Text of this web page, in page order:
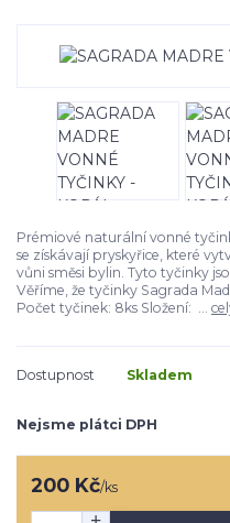
Prémiové naturální vonné
se získávají pryskyřice, které
vůni směsi bylin. Tyto tyčinky
Věříme, že tyčinky Sagrada
Počet tyčinek: 8ks Složení: ...
Dostupnost Skladem
Nejsme plátci DPH
200 Kč/ks